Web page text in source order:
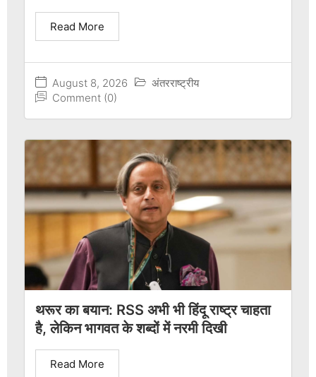
August 8, 2026
अंतरराष्ट्रीय
Comment (0)
Read More
थरूर का बयान: RSS अभी भी हिंदू राष्ट्र चाहता
है, लेकिन भागवत के शब्दों में नरमी दिखी
Read More